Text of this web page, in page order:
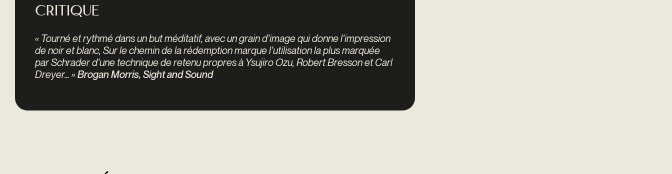
Critique
« Tourné et rythmé dans un but méditatif, avec un grain d’image qui donne l’impression
de noir et blanc, Sur le chemin de la rédemption marque l’utilisation la plus marquée
par Schrader d’une technique de retenu propres à Ysujiro Ozu, Robert Bresson et Carl
Dreyer… » Brogan Morris, Sight and Sound